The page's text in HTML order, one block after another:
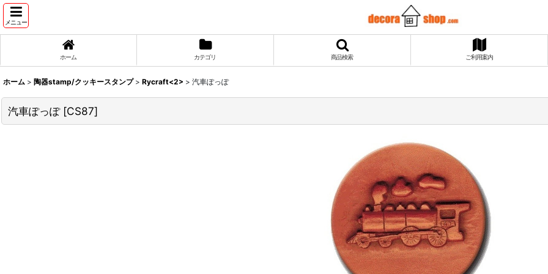
メニュー
ホーム カテゴリ 商品検索 ご利用案内
ホーム > 陶器stamp/クッキースタンプ > Rycraft<2> > 汽車ぽっぽ
汽車ぽっぽ [CS87]